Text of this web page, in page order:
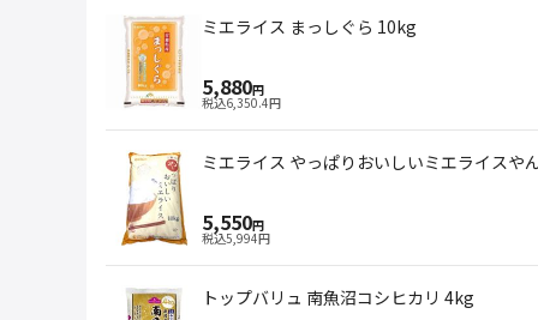
ミエライス まっしぐら 10kg
5,880円
税込6,350.4円
ミエライス やっぱりおいしいミエライスや
5,550円
税込5,994円
トップバリュ 南魚沼コシヒカリ 4kg